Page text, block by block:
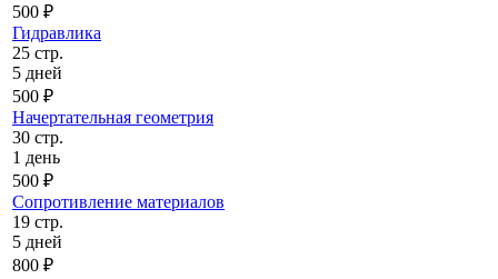
500 ₽
Гидравлика
25 стр.
5 дней
500 ₽
Начертательная геометрия
30 стр.
1 день
500 ₽
Сопротивление материалов
19 стр.
5 дней
800 ₽